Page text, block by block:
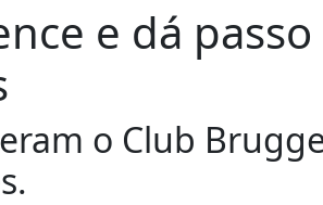
e dá
o Club